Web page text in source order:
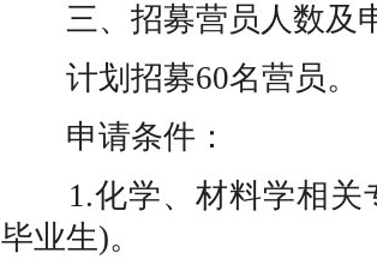
三、招募营员人数及
计划招募60名营员。
申请条件：
1.化学、材料学相关
毕业生)。